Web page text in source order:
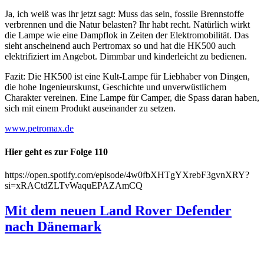
Ja, ich weiß was ihr jetzt sagt: Muss das sein, fossile Brennstoffe
verbrennen und die Natur belasten? Ihr habt recht. Natürlich wirkt
die Lampe wie eine Dampflok in Zeiten der Elektromobilität. Das
sieht anscheinend auch Pertromax so und hat die HK500 auch
elektrifiziert im Angebot. Dimmbar und kinderleicht zu bedienen.
Fazit: Die HK500 ist eine Kult-Lampe für Liebhaber von Dingen,
die hohe Ingenieurskunst, Geschichte und unverwüstlichem
Charakter vereinen. Eine Lampe für Camper, die Spass daran haben,
sich mit einem Produkt auseinander zu setzen.
www.petromax.de
Hier geht es zur Folge 110
https://open.spotify.com/episode/4w0fbXHTgYXrebF3gvnXRY?
si=xRACtdZLTvWaquEPAZAmCQ
Mit dem neuen Land Rover Defender
nach Dänemark